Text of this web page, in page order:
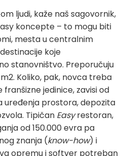
ljudi, kaže naš sagovornik,
koncepte – to mogu biti
mesta u centralnim
koje
stanovništvo. Preporučuju
Koliko, pak, novca treba
jedinice, zavisi od
uređenja prostora, depozita
Tipičan Easyrestoran,
od 150.000 evra pa
znanja (know-how) i
opremu i softver potreban